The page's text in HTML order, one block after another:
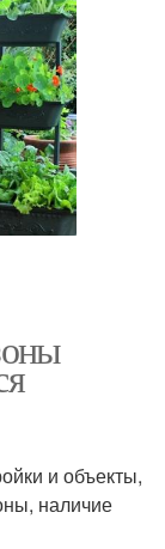
и объекты,
наличие